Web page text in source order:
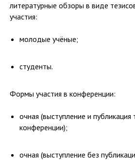
литературные обзоры в виде
участия:
молодые учёные;
студенты.
Формы участия в конференции:
очная (выступление и публикация
конференции);
очная (выступление без